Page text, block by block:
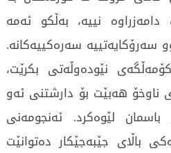
دامەزراوە نییە، بەڵکو ئەمە
سەرەکییەکانە.
نێودەوڵەتی بکرێت،
ناوخۆ هەبێت بۆ دارشتنی ئەو
لێوەکرد. ئەنجومەنی
باڵای جێبەجێکار دەتوانێت